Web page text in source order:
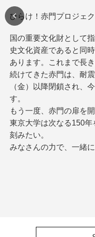
ひらけ！赤門プロジェク
国の重要文化財として
史文化資産であると同
あります。これまで長
続けてきた赤門は、耐
（金）以降閉鎖され、
す。
もう一度、赤門の扉を開
東京大学は次なる150
刻みたい。
みなさんの力で、一緒